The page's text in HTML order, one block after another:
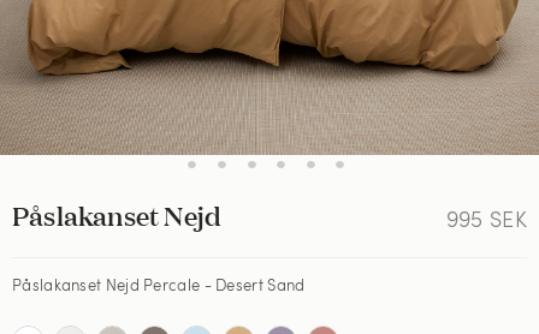
• • • • • •
995 SEK
Påslakanset Nejd
Påslakanset Nejd Percale - Desert Sand